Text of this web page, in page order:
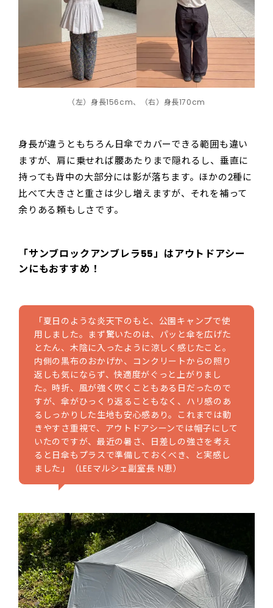
（左）身長156cm、（右）身長170cm
身長が違うともちろん日傘でカバーできる範囲も違い
ますが、肩に乗せれば腰あたりまで隠れるし、垂直に
持っても背中の大部分には影が落ちます。ほかの2種に
比べて大きさと重さは少し増えますが、それを補って
余りある頼もしさです。
「サンブロックアンブレラ55」はアウトドアシー
ンにもおすすめ！
「夏日のような炎天下のもと、公園キャンプで使
用しました。まず驚いたのは、パッと傘を広げた
とたん、木陰に入ったように涼しく感じたこと。
内側の黒布のおかげか、コンクリートからの照り
返しも気にならず、快適度がぐっと上がりまし
た。時折、風が強く吹くこともある日だったので
すが、傘がひっくり返ることもなく、ハリ感のあ
るしっかりした生地も安心感あり。これまでは動
きやすさ重視で、アウトドアシーンでは帽子にして
いたのですが、最近の暑さ、日差しの強さを考え
ると日傘もプラスで準備しておくべき、と実感し
ました」（LEEマルシェ副室長 N恵）